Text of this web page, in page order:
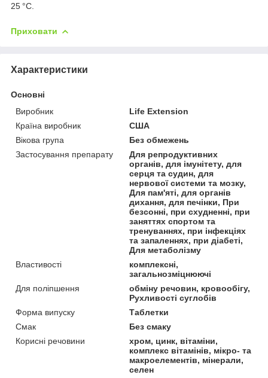
25 °C.
Приховати
Характеристики
Основні
Виробник
Life Extension
Країна виробник
США
Вікова група
Без обмежень
Застосування препарату
Для репродуктивних
органів, для імунітету, для
серця та судин, для
нервової системи та мозку,
Для пам'яті, для органів
дихання, для печінки, При
безсонні, при схудненні, при
заняттях спортом та
тренуваннях, при інфекціях
та запаленнях, при діабеті,
Для метаболізму
Властивості
комплексні,
загальнозміцнюючі
Для поліпшення
обміну речовин, кровообігу,
Рухливості суглобів
Форма випуску
Таблетки
Смак
Без смаку
Корисні речовини
хром, цинк, вітаміни,
комплекс вітамінів, мікро- та
макроелементів, мінерали,
селен